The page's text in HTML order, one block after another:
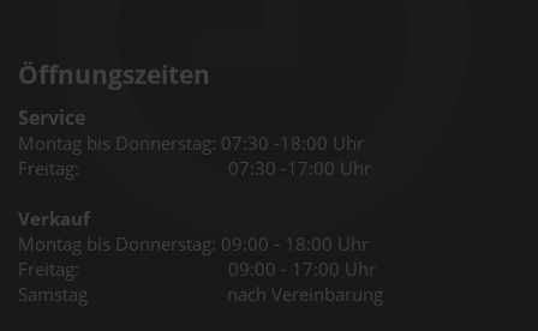
Öffnungszeiten
Service
Montag bis Donnerstag: 07:30 -18:00 Uhr
Freitag: 07:30 -17:00 Uhr
Verkauf
Montag bis Donnerstag: 09:00 - 18:00 Uhr
Freitag: 09:00 - 17:00 Uhr
Samstag nach Vereinbarung